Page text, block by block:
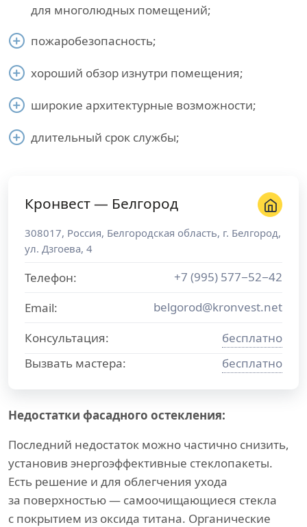
для многолюдных помещений;
пожаробезопасность;
хороший обзор изнутри помещения;
широкие архитектурные возможности;
длительный срок службы;
Кронвест — Белгород
308017, Россия, Белгородская область, г. Белгород,
ул. Дзгоева, 4
Телефон:
+7 (995) 577−52−42
Email:
belgorod@kronvest.net
Консультация:
бесплатно
Вызвать мастера:
бесплатно
Недостатки фасадного остекления:
Последний недостаток можно частично снизить,
установив энергоэффективные стеклопакеты.
Есть решение и для облегчения ухода
за поверхностью — самоочищающиеся стекла
с покрытием из оксида титана. Органические